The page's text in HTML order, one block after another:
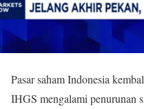
Pasar saham Indonesia
IHGS mengalami penurunan